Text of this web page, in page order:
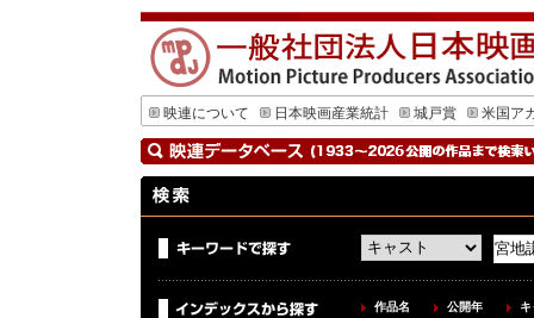
映連について 日本映画産業統計 城戸賞 米国ア
作品名 公開年